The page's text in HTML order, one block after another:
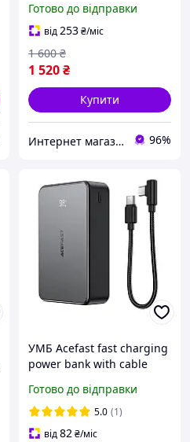
Готово до відправки
від253₴/міс
1 520₴
1 600 ₴
Купити
Интернет магазин "FIT & STYLE" 96%
УМБ Acefast fast charging
power bank with cable
|1USB/2Type-C, 22.5W/3A,
PD/QC| Black
Готово до відправки
5.0 (1)
від82₴/міс